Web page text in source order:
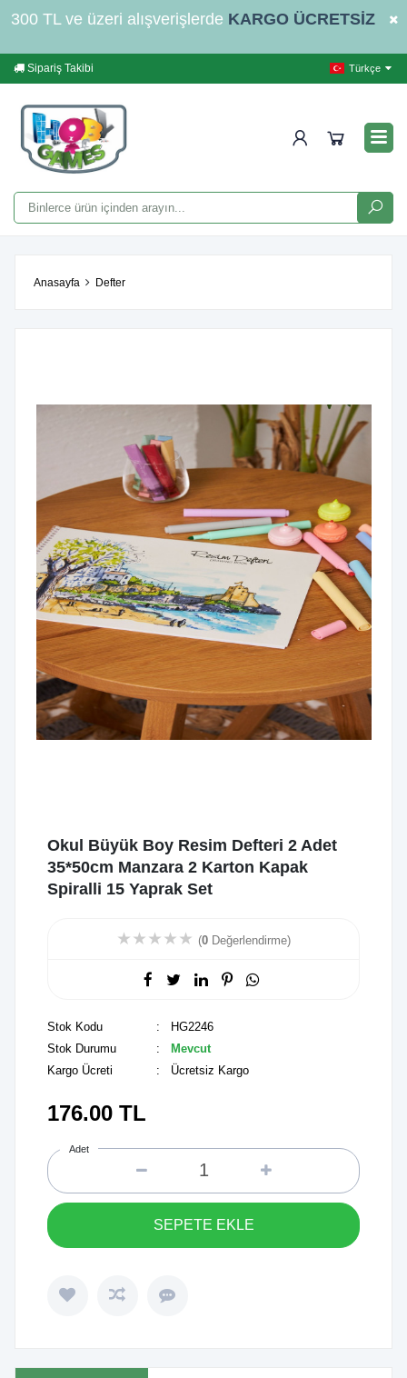
300 TL ve üzeri alışverişlerde KARGO ÜCRETSİZ
Sipariş Takibi Türkçe
Anasayfa Defter
Okul Büyük Boy Resim Defteri 2 Adet
35*50cm Manzara 2 Karton Kapak
Spiralli 15 Yaprak Set
★★★★★ (0 Değerlendirme)
Stok Kodu
: HG2246
Stok Durumu
:
Mevcut
Kargo Ücreti
: Ücretsiz Kargo
176.00TL
Adet
SEPETE EKLE